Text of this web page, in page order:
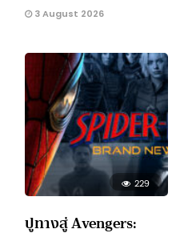
3 August 2026
229
ปูทางสู่ Avengers: